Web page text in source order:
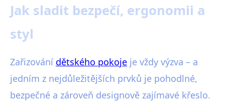
Jak sladit bezpečí, ergonomii a
styl
Zařizování dětského pokoje je vždy výzva – a
jedním z nejdůležitějších prvků je pohodlné,
bezpečné a zároveň designově zajímavé křeslo.